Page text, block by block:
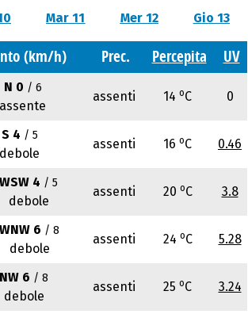
Mar 11 Mer 12 Gio 13
(km/h) Prec. Percepita UV
N 0 / 6
assente
assenti 14 oC 0
S 4 / 5
debole
assenti 16 oC 0.46
WSW 4 / 5
debole
assenti 20 oC 3.8
WNW 6 / 8
debole
assenti 24 oC 5.28
NW 6 / 8
debole
assenti 25 oC 3.24